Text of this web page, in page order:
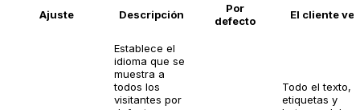
Ajuste Descripción
Por
defecto
El cliente ve
Establece el
idioma que se
muestra a
todos los
visitantes por
Todo el texto,
etiquetas y